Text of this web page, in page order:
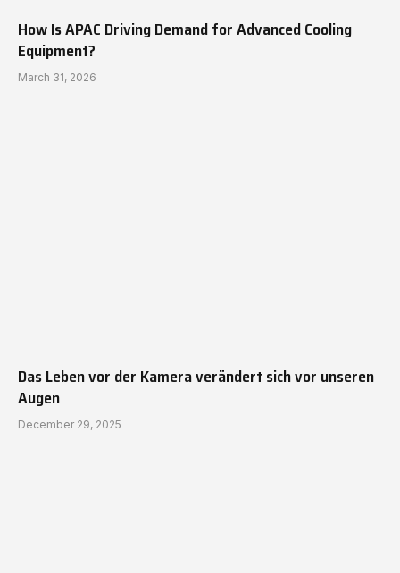
How Is APAC Driving Demand for Advanced Cooling
Equipment?
March 31, 2026
Das Leben vor der Kamera verändert sich vor unseren
Augen
December 29, 2025